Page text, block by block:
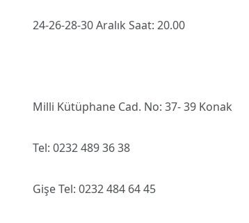
24-26-28-30 Aralık Saat: 20.00
Milli Kütüphane Cad. No: 37- 39 Konak
Tel: 0232 489 36 38
Gişe Tel: 0232 484 64 45